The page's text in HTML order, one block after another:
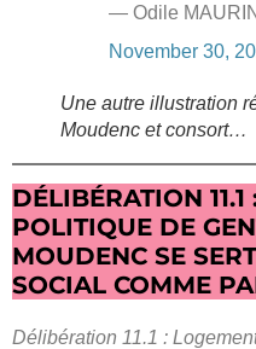
— Odile
November 30,
Une autre illustration
Moudenc et consort…
DÉLIBÉRATION
POLITIQUE DE
MOUDENC SE
SOCIAL COMME
Délibération 11.1 :